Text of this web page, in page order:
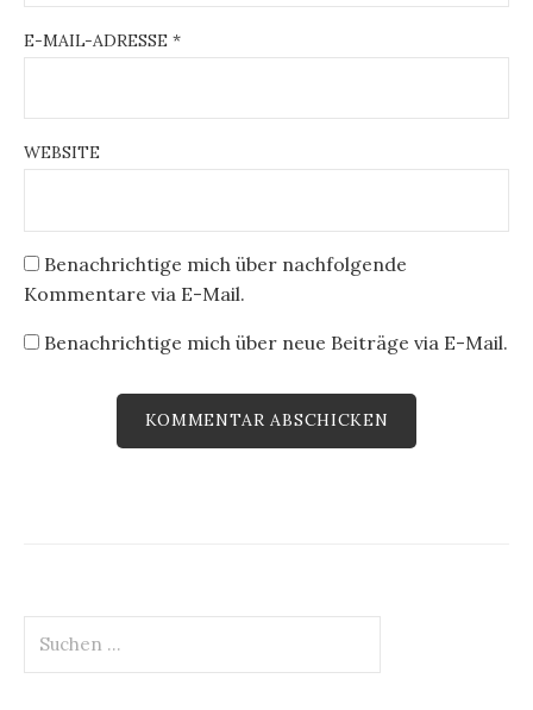
E-MAIL-ADRESSE *
WEBSITE
Benachrichtige mich über nachfolgende
Kommentare via E-Mail.
Benachrichtige mich über neue Beiträge via E-Mail.
nach: